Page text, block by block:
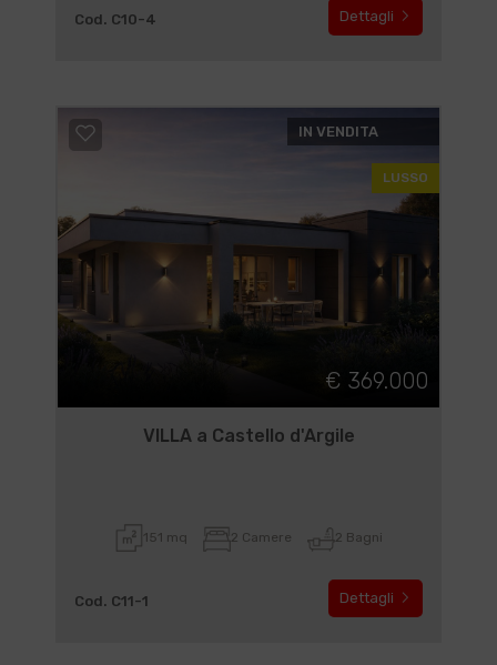
Cod. C10-4 Dettagli
IN VENDITA
LUSSO
€ 369.000
VILLA a Castello d'Argile
151 mq 2 Camere 2 Bagni
Cod. C11-1 Dettagli